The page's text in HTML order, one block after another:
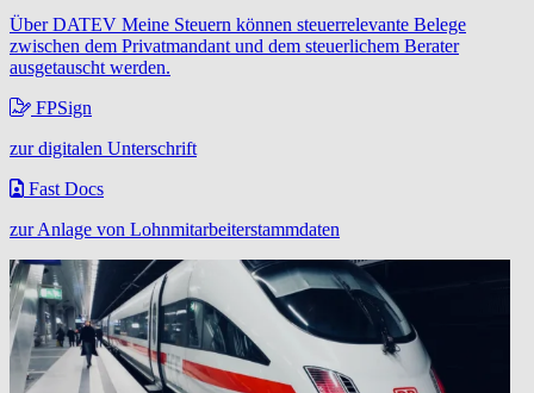
Über DATEV Meine Steuern können steuerrelevante Belege
zwischen dem Privatmandant und dem steuerlichem Berater
ausgetauscht werden.
FPSign
zur digitalen Unterschrift
Fast Docs
zur Anlage von Lohnmitarbeiterstammdaten